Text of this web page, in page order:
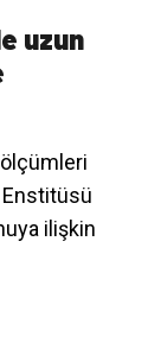
uzun
ölçümleri
Enstitüsü
ilişkin